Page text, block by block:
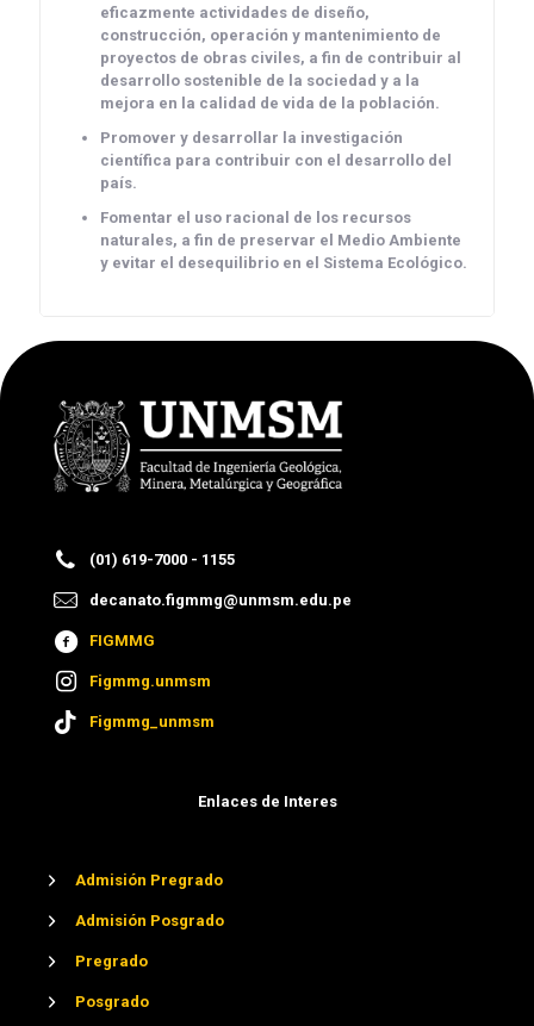
eficazmente actividades de diseño,
construcción, operación y mantenimiento de
proyectos de obras civiles, a fin de contribuir al
desarrollo sostenible de la sociedad y a la
mejora en la calidad de vida de la población.
Promover y desarrollar la investigación
científica para contribuir con el desarrollo del
país.
Fomentar el uso racional de los recursos
naturales, a fin de preservar el Medio Ambiente
y evitar el desequilibrio en el Sistema Ecológico.
(01) 619-7000 - 1155
decanato.figmmg@unmsm.edu.pe
FIGMMG
Figmmg.unmsm
Figmmg_unmsm
Enlaces de Interes
Admisión Pregrado
Admisión Posgrado
Pregrado
Posgrado